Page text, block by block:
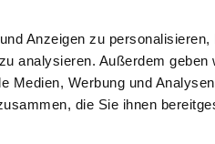
Anzeigen zu
analysieren. Außerdem
Medien, Werbung und
die Sie ihnen
Er
zu sein.